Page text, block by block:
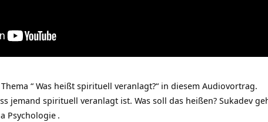
“ Was heißt spirituell veranlagt?“ in diesem Audiovortrag.
jemand spirituell veranlagt ist. Was soll das heißen? Sukadev
Psychologie .